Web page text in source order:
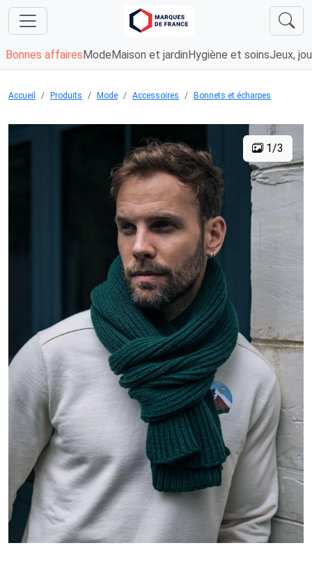
Bonnes affaires Mode Maison et jardin Hygiène et soinsJeux,
Accueil Produits Mode Accessoires Bonnets et écharpes
1/3